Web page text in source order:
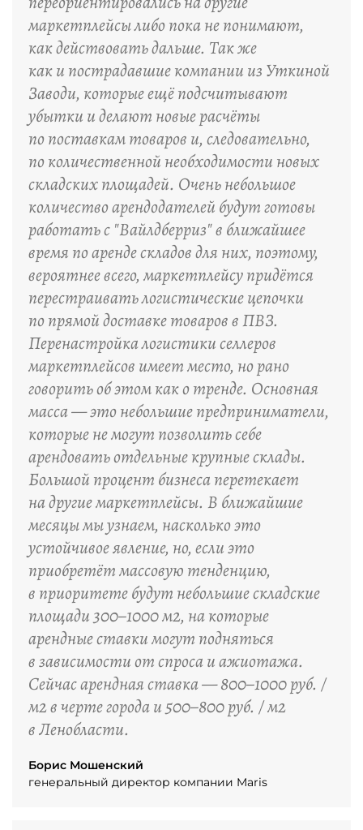
маркетплейсы либо пока не понимают,
как действовать дальше. Так же
как и пострадавшие компании из Уткиной
Заводи, которые ещё подсчитывают
убытки и делают новые расчёты
по поставкам товаров и, следовательно,
по количественной необходимости новых
складских площадей. Очень небольшое
количество арендодателей будут готовы
работать с "Вайлдберриз" в ближайшее
время по аренде складов для них, поэтому,
вероятнее всего, маркетплейсу придётся
перестраивать логистические цепочки
по прямой доставке товаров в ПВЗ.
Перенастройка логистики селлеров
маркетплейсов имеет место, но рано
говорить об этом как о тренде. Основная
масса — это небольшие предприниматели,
которые не могут позволить себе
арендовать отдельные крупные склады.
Большой процент бизнеса перетекает
на другие маркетплейсы. В ближайшие
месяцы мы узнаем, насколько это
устойчивое явление, но, если это
приобретёт массовую тенденцию,
в приоритете будут небольшие складские
площади 300–1000 м2, на которые
арендные ставки могут подняться
в зависимости от спроса и ажиотажа.
Сейчас арендная ставка — 800–1000 руб. /
м2 в черте города и 500–800 руб. / м2
в Ленобласти.
Борис Мошенский
генеральный директор компании Maris